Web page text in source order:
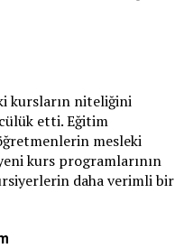
kursların niteliğini
etti. Eğitim
mesleki
kurs programlarının
daha verimli bir